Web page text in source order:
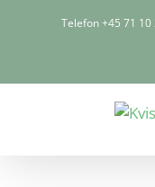
Telefon+45 71 10